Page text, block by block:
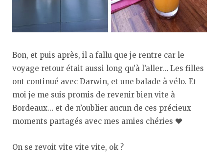
Bon, et puis après, il a fallu que je rentre car le
voyage retour était aussi long qu’à l’aller… Les filles
ont continué avec Darwin, et une balade à vélo. Et
moi je me suis promis de revenir bien vite à
Bordeaux… et de n’oublier aucun de ces précieux
moments partagés avec mes amies chéries ♥︎
On se revoit vite vite vite, ok ?